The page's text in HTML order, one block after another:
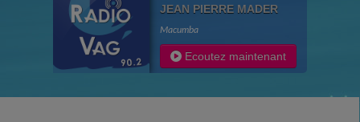
JEAN PIERRE MADER
Macumba
Ecoutez maintenant